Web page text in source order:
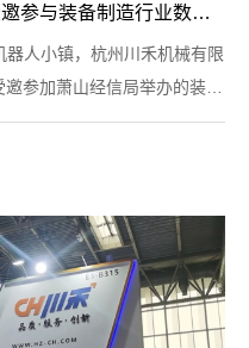
数智川禾 | 我司作为样本工厂受邀参与装备制造行业数字化改造推进现场会
人小镇，杭州川禾机械有限
参加萧山经信局举办的装备
人小镇一行人在工作人员带
了解